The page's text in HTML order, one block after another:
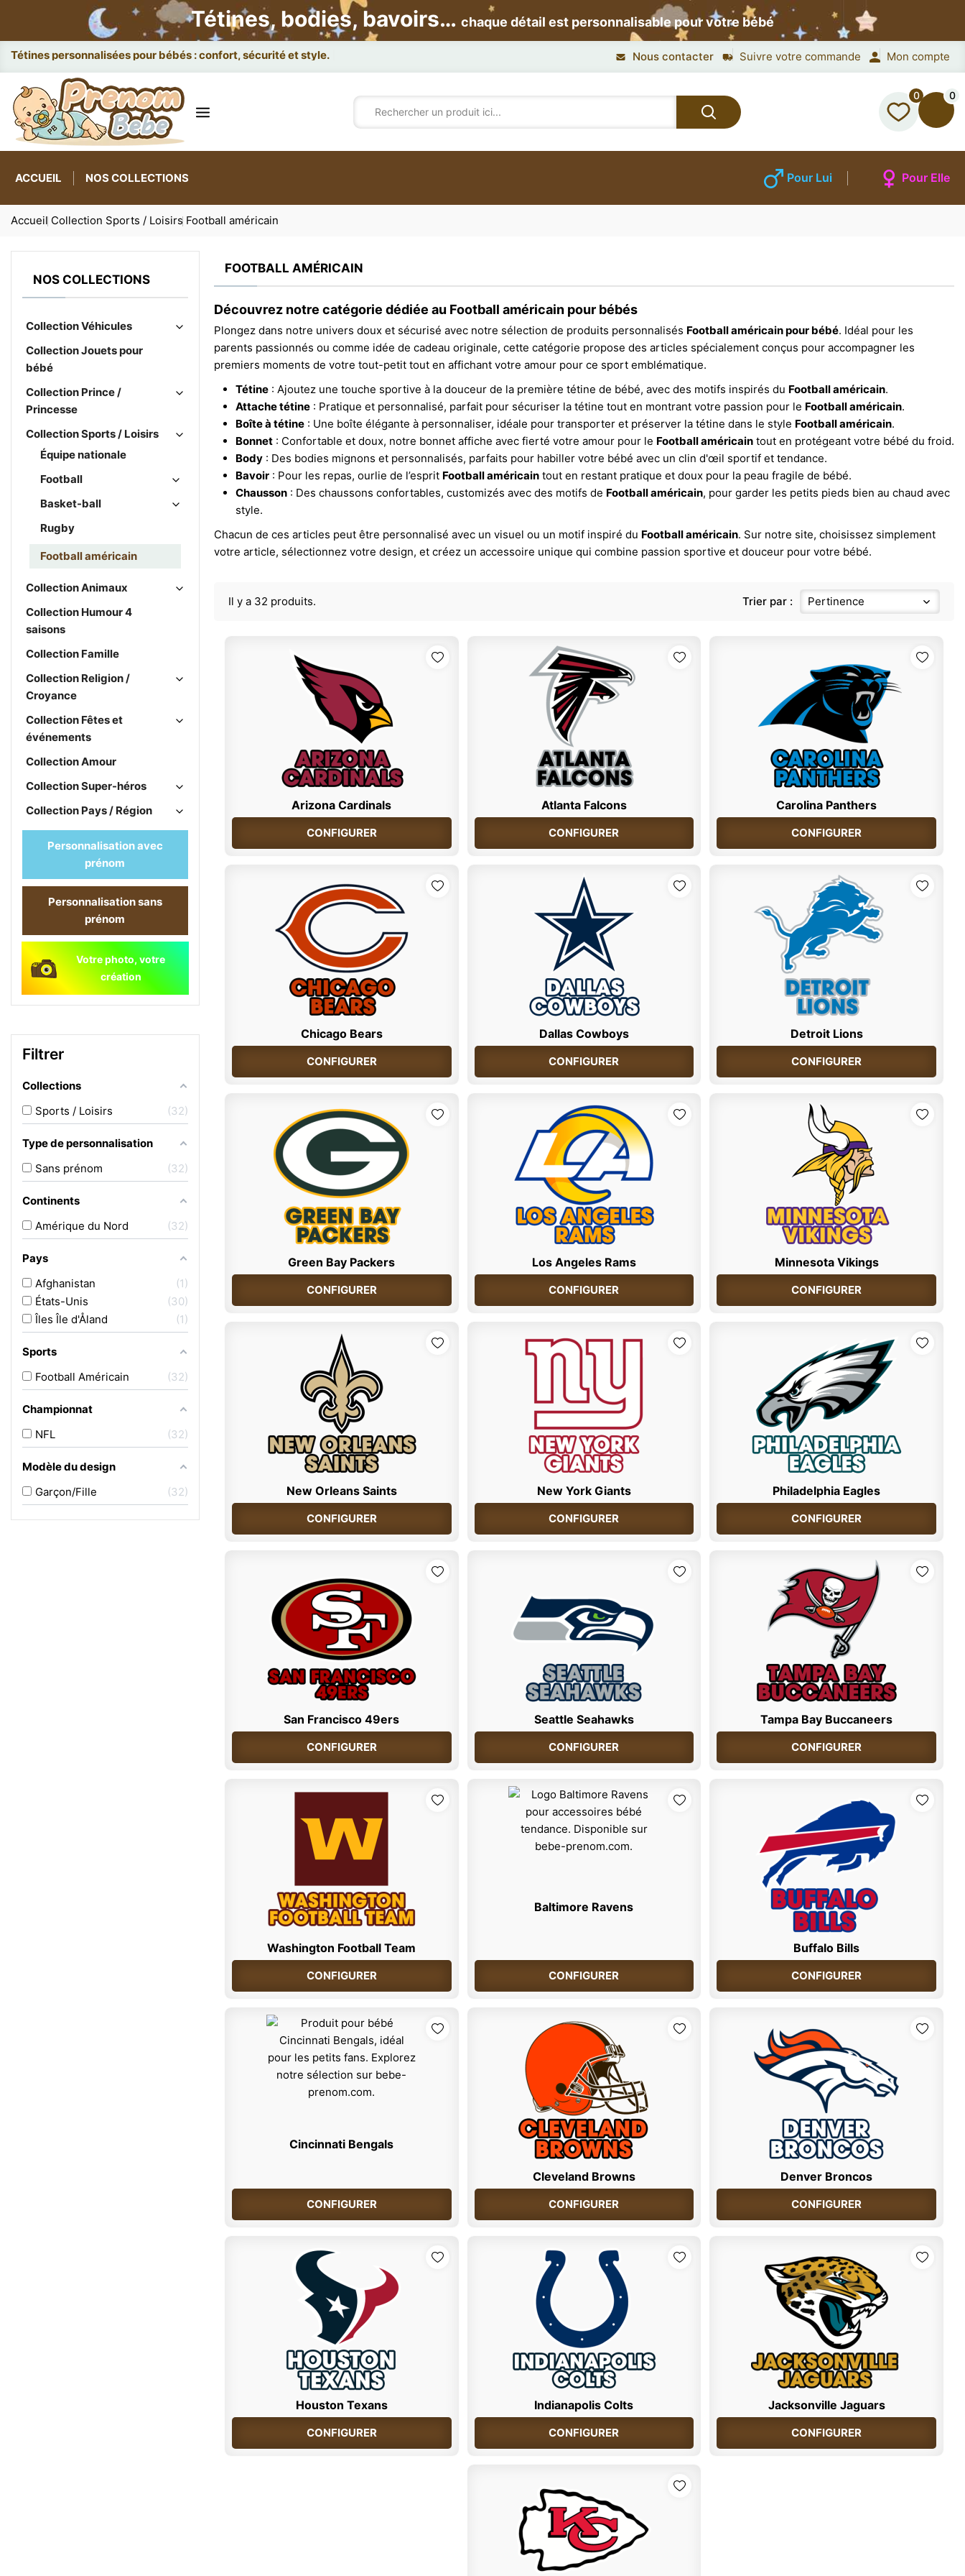
Tétines, bodies, bavoirs… chaque détail est personnalisable pour votre bébé
Attaches e Nous contacter Suivre votre commande Mon compte
0 0
ACCUEIL NOS COLLECTIONS Pour Lui Pour Elle
Accueil Collection Sports / Loisirs Football américain
NOS COLLECTIONS
Collection Véhicules
Collection Jouets pour
bébé
Collection Prince /
Princesse
Collection Sports / Loisirs
Équipe nationale
Football
Basket-ball
Rugby
Football américain
Collection Animaux
Collection Humour 4
saisons
Collection Famille
Collection Religion /
Croyance
Collection Fêtes et
événements
Collection Amour
Collection Super-héros
Collection Pays / Région
Personnalisation avec
prénom
Personnalisation sans
prénom
Votre photo, votre
création
Filtrer
Collections
Sports / Loisirs
32
Type de personnalisation
Sans prénom
32
Continents
Amérique du Nord
32
Pays
Afghanistan
1
États-Unis
30
Îles Île d'Åland
1
Sports
Football Américain
32
Championnat
NFL
32
Modèle du design
Garçon/Fille
32
FOOTBALL AMÉRICAIN
Découvrez notre catégorie dédiée au Football américain pour bébés
Plongez dans notre univers doux et sécurisé avec notre sélection de produits personnalisés Football américain pour bébé. Idéal pour les
parents passionnés ou comme idée de cadeau originale, cette catégorie propose des articles spécialement conçus pour accompagner les
premiers moments de votre tout-petit tout en affichant votre amour pour ce sport emblématique.
Tétine: Ajoutez une touche sportive à la douceur de la première tétine de bébé, avec des motifs inspirés du Football américain.
Attache tétine: Pratique et personnalisé, parfait pour sécuriser la tétine tout en montrant votre passion pour le Football américain.
Boîte à tétine: Une boîte élégante à personnaliser, idéale pour transporter et préserver la tétine dans le style Football américain.
Bonnet: Confortable et doux, notre bonnet affiche avec fierté votre amour pour le Football américaintout en protégeant votre bébé du froid.
Body: Des bodies mignons et personnalisés, parfaits pour habiller votre bébé avec un clin d'œil sportif et tendance.
Bavoir: Pour les repas, ourlie de l’esprit Football américaintout en restant pratique et doux pour la peau fragile de bébé.
Chausson: Des chaussons confortables, customizés avec des motifs de Football américain, pour garder les petits pieds bien au chaud avec
style.
Chacun de ces articles peut être personnalisé avec un visuel ou un motif inspiré du Football américain. Sur notre site, choisissez simplement
votre article, sélectionnez votre design, et créez un accessoire unique qui combine passion sportive et douceur pour votre bébé.
Il y a 32 produits. Trier par : Pertinence
Arizona Cardinals
CONFIGURER
Atlanta Falcons
CONFIGURER
Carolina Panthers
CONFIGURER
Chicago Bears
CONFIGURER
Dallas Cowboys
CONFIGURER
Detroit Lions
CONFIGURER
Green Bay Packers
CONFIGURER
Los Angeles Rams
CONFIGURER
Minnesota Vikings
CONFIGURER
New Orleans Saints
CONFIGURER
New York Giants
CONFIGURER
Philadelphia Eagles
CONFIGURER
San Francisco 49ers
CONFIGURER
Seattle Seahawks
CONFIGURER
Tampa Bay Buccaneers
CONFIGURER
Washington Football Team
CONFIGURER
Baltimore Ravens
CONFIGURER
Buffalo Bills
CONFIGURER
Cincinnati Bengals
CONFIGURER
Cleveland Browns
CONFIGURER
Denver Broncos
CONFIGURER
Houston Texans
CONFIGURER
Indianapolis Colts
CONFIGURER
Jacksonville Jaguars
CONFIGURER